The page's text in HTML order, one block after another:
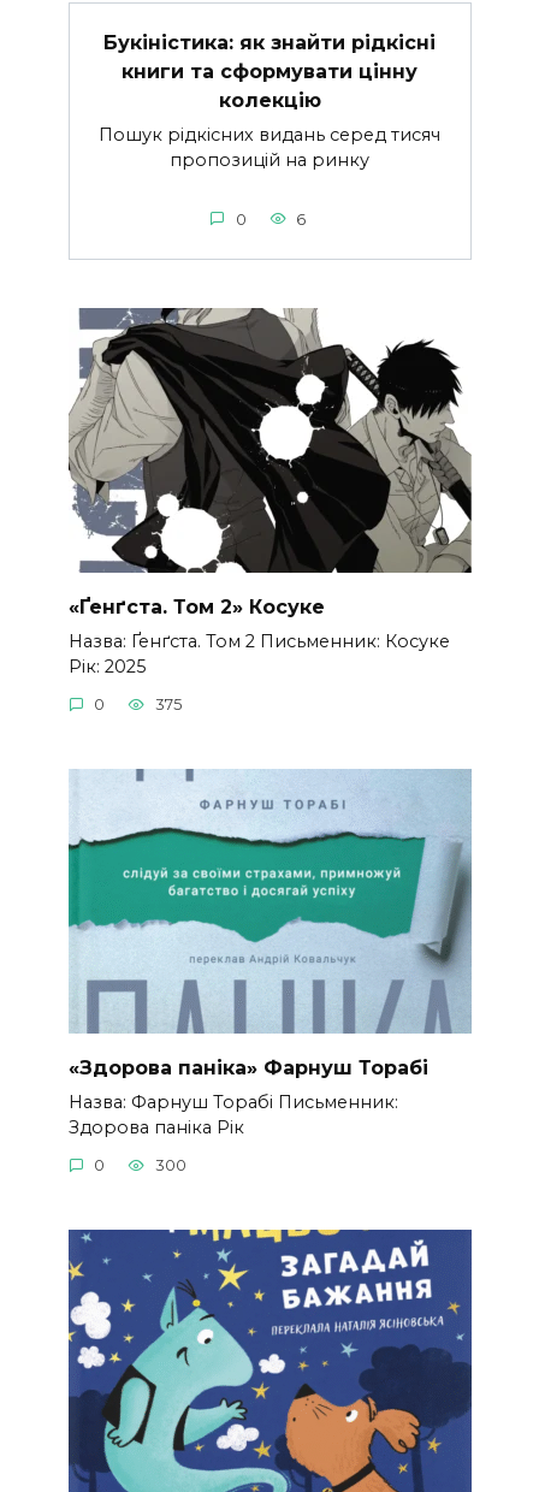
Букіністика: як знайти рідкісні
книги та сформувати цінну
колекцію
Пошук рідкісних видань серед тисяч
пропозицій на ринку
0 6
«Ґенґста. Том 2» Косуке
Назва: Ґенґста. Том 2 Письменник: Косуке
Рік: 2025
0 375
«Здорова паніка» Фарнуш Торабі
Назва: Фарнуш Торабі Письменник:
Здорова паніка Рік
0 300